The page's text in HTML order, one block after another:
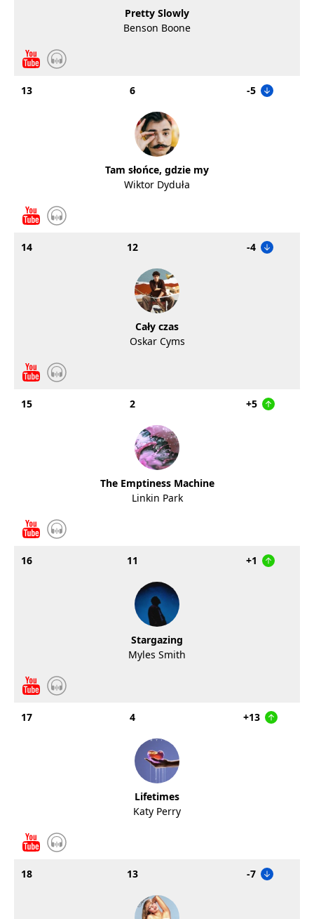
Pretty Slowly
Benson Boone
13 6 -5
Tam słońce, gdzie my
Wiktor Dyduła
14 12 -4
Cały czas
Oskar Cyms
15 2 +5
The Emptiness Machine
Linkin Park
16 11 +1
Stargazing
Myles Smith
17 4 +13
Lifetimes
Katy Perry
18 13 -7